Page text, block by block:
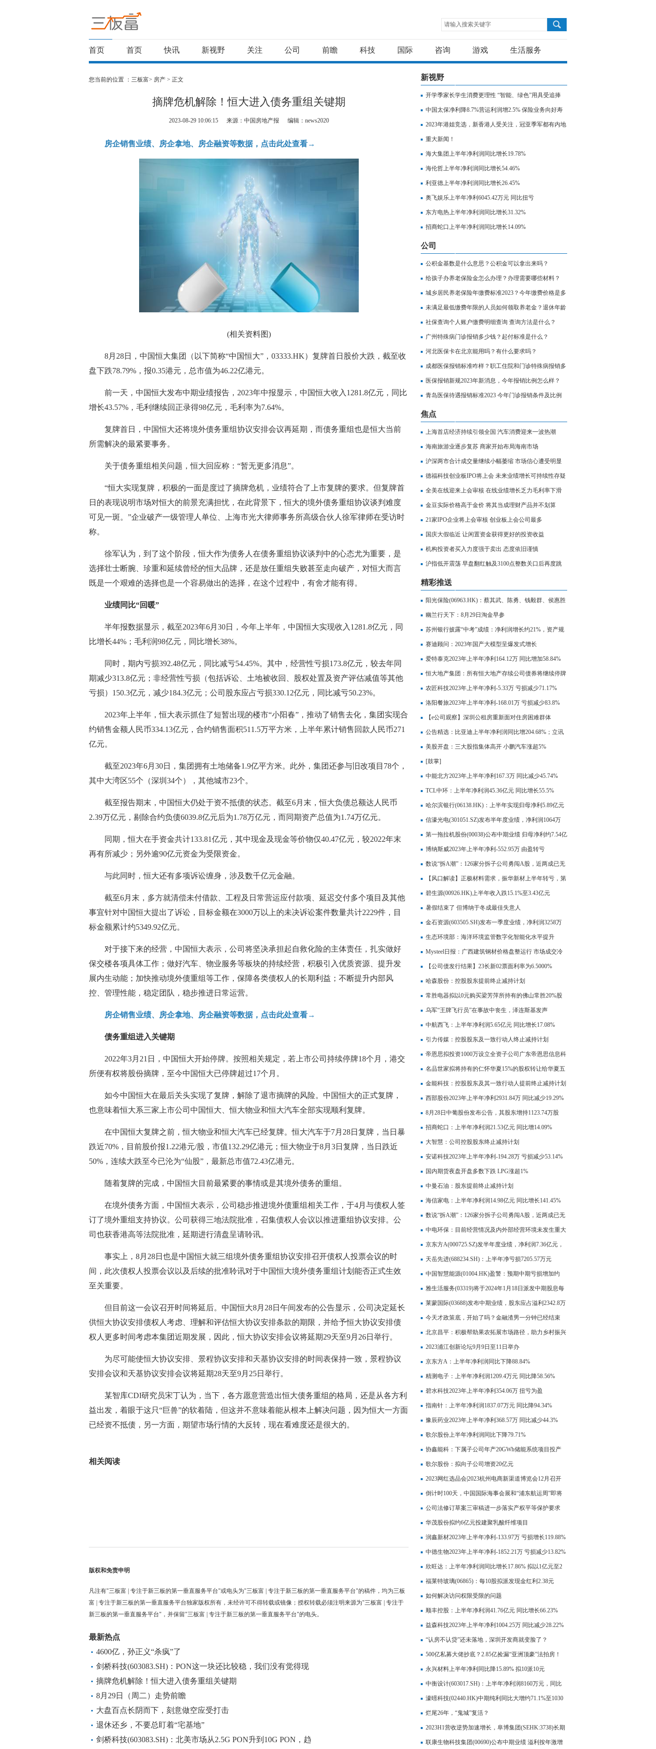
请输入搜索关键字
首页 首页 快讯 新视野 关注 公司 前瞻 科技 国际 咨询 游戏 生活服务
您当前的位置 ： 三板富> 房产 > 正文
摘牌危机解除！恒大进入债务重组关键期
2023-08-29 10:06:15 来源：中国房地产报 编辑：news2020
房企销售业绩、房企拿地、房企融资等数据，点击此处查看→
(相关资料图)
8月28日，中国恒大集团（以下简称“中国恒大”，03333.HK）复牌首日股价大跌，截至收
盘下跌78.79%，报0.35港元，总市值为46.22亿港元。
前一天，中国恒大发布中期业绩报告，2023年中报显示，中国恒大收入1281.8亿元，同比
增长43.57%，毛利继续回正录得98亿元，毛利率为7.64%。
复牌首日，中国恒大还将境外债务重组协议安排会议再延期，而债务重组也是恒大当前
所需解决的最紧要事务。
关于债务重组相关问题，恒大回应称：“暂无更多消息”。
“恒大实现复牌，积极的一面是度过了摘牌危机，业绩符合了上市复牌的要求。但复牌首
日的表现说明市场对恒大的前景充满担忧，在此背景下，恒大的境外债务重组协议谈判难度
可见一斑。”企业破产一级管理人单位、上海市光大律师事务所高级合伙人徐军律师在受访时
称。
徐军认为，到了这个阶段，恒大作为债务人在债务重组协议谈判中的心态尤为重要，是
选择壮士断腕、珍重和延续曾经的恒大品牌，还是放任重组失败甚至走向破产，对恒大而言
既是一个艰难的选择也是一个容易做出的选择，在这个过程中，有舍才能有得。
业绩同比“回暖”
半年报数据显示，截至2023年6月30日，今年上半年，中国恒大实现收入1281.8亿元，同
比增长44%；毛利润98亿元，同比增长38%。
同时，期内亏损392.48亿元，同比减亏54.45%。其中，经营性亏损173.8亿元，较去年同
期减少313.8亿元；非经营性亏损（包括诉讼、土地被收回、股权处置及资产评估减值等其他
亏损）150.3亿元，减少184.3亿元；公司股东应占亏损330.12亿元，同比减亏50.23%。
2023年上半年，恒大表示抓住了短暂出现的楼市“小阳春”，推动了销售去化，集团实现合
约销售金额人民币334.13亿元，合约销售面积511.5万平方米，上半年累计销售回款人民币271
亿元。
截至2023年6月30日，集团拥有土地储备1.9亿平方米。此外，集团还参与旧改项目78个，
其中大湾区55个（深圳34个），其他城市23个。
截至报告期末，中国恒大仍处于资不抵债的状态。截至6月末，恒大负债总额达人民币
2.39万亿元，剔除合约负债6039.8亿元后为1.78万亿元，而同期资产总值为1.74万亿元。
同期，恒大在手资金共计133.81亿元，其中现金及现金等价物仅40.47亿元，较2022年末
再有所减少；另外逾90亿元资金为受限资金。
与此同时，恒大还有多项诉讼缠身，涉及数千亿元金融。
截至6月末，多方就清偿未付借款、工程及日常营运应付款项、延迟交付多个项目及其他
事宜针对中国恒大提出了诉讼，目标金额在3000万以上的未决诉讼案件数量共计2229件，目
标金额累计约5349.92亿元。
对于接下来的经营，中国恒大表示，公司将坚决承担起自救化险的主体责任，扎实做好
保交楼各项具体工作；做好汽车、物业服务等板块的持续经营，积极引入优质资源、提升发
展内生动能；加快推动境外债重组等工作，保障各类债权人的长期利益；不断提升内部风
控、管理性能，稳定团队，稳步推进日常运营。
房企销售业绩、房企拿地、房企融资等数据，点击此处查看→
债务重组进入关键期
2022年3月21日，中国恒大开始停牌。按照相关规定，若上市公司持续停牌18个月，港交
所便有权将股份摘牌，至今中国恒大已停牌超过17个月。
如今中国恒大在最后关头实现了复牌，解除了退市摘牌的风险。中国恒大的正式复牌，
也意味着恒大系三家上市公司中国恒大、恒大物业和恒大汽车全部实现顺利复牌。
在中国恒大复牌之前，恒大物业和恒大汽车已经复牌。恒大汽车于7月28日复牌，当日暴
跌近70%，目前股价报1.22港元/股，市值132.29亿港元；恒大物业于8月3日复牌，当日跌近
50%，连续大跌至今已沦为“仙股”，最新总市值72.43亿港元。
随着复牌的完成，中国恒大目前最紧要的事情或是其境外债务的重组。
在境外债务方面，中国恒大表示，公司稳步推进境外债重组相关工作，于4月与债权人签
订了境外重组支持协议。公司获得三地法院批准，召集债权人会议以推进重组协议安排。公
司也获香港高等法院批准，延期进行清盘呈请聆讯。
事实上，8月28日也是中国恒大就三组境外债务重组协议安排召开债权人投票会议的时
间，此次债权人投票会议以及后续的批准聆讯对于中国恒大境外债务重组计划能否正式生效
至关重要。
但目前这一会议召开时间将延后。中国恒大8月28日午间发布的公告显示，公司决定延长
供恒大协议安排债权人考虑、理解和评估恒大协议安排条款的期限，并给予恒大协议安排债
权人更多时间考虑本集团近期发展，因此，恒大协议安排会议将延期29天至9月26日举行。
为尽可能使恒大协议安排、景程协议安排和天基协议安排的时间表保持一致，景程协议
安排会议和天基协议安排会议将延期28天至9月25日举行。
某智库CDI研究员宋丁认为，当下，各方愿意营造出恒大债务重组的格局，还是从各方利
益出发，着眼于这只“巨兽”的软着陆，但这并不意味着能从根本上解决问题，因为恒大一方面
已经资不抵债，另一方面，期望市场行情的大反转，现在看难度还是很大的。
相关阅读
版权和免责申明
凡注有"三板富 | 专注于新三板的第一垂直服务平台"或电头为"三板富 | 专注于新三板的第一垂直服务平台"的稿件，均为三板
富 | 专注于新三板的第一垂直服务平台独家版权所有，未经许可不得转载或镜像；授权转载必须注明来源为"三板富 | 专注于
新三板的第一垂直服务平台"，并保留"三板富 | 专注于新三板的第一垂直服务平台"的电头。
最新热点
4600亿，孙正义“杀疯”了
剑桥科技(603083.SH)：PON这一块还比较稳，我们没有觉得现
在在北美有什么PON的价格战
摘牌危机解除！恒大进入债务重组关键期
8月29日（周二）走势前瞻
大盘百点长阴而下，刻意做空应受打击
退休还乡，不要总盯着“宅基地”
剑桥科技(603083.SH)：北美市场从2.5G PON升到10G PON，趋
新视野
开学季家长学生消费更理性 “智能、绿色”用具受追捧
中国太保净利降8.7%营运利润增2.5% 保险业务向好寿
险新业务价值增三成
2023年港姐竞选，新香港人受关注，冠亚季军都有内地
背景
重大新闻！
海大集团上半年净利润同比增长19.78%
海伦哲上半年净利润同比增长54.46%
利亚德上半年净利润同比增长26.45%
奥飞娱乐上半年净利6045.42万元 同比扭亏
东方电热上半年净利润同比增长31.32%
招商蛇口上半年净利润同比增长14.09%
公司
公积金基数是什么意思？公积金可以拿出来吗？
给孩子办养老保险金怎么办理？办理需要哪些材料？
城乡居民养老保险年缴费标准2023？今年缴费价格是多
少？
未满足最低缴费年限的人员如何领取养老金？退休年龄
达到次月起养老金吗？
社保查询个人账户缴费明细查询 查询方法是什么？
广州特殊病门诊报销多少钱？起付标准是什么？
河北医保卡在北京能用吗？有什么要求吗？
成都医保报销标准咋样？职工住院和门诊特殊病报销多
少钱？
医保报销新规2023年新消息，今年报销比例怎么样？
（附详情）
青岛医保待遇报销标准2023 今年门诊报销条件及比例
多少？
焦点
上海首店经济持续引领全国 汽车消费迎来一波热潮
海南旅游业逐步复苏 商家开始布局海南市场
沪深两市合计成交量继续小幅萎缩 市场信心遭受明显
打击
德福科技创业板IPO将上会 未来业绩增长可持续性存疑
全美在线迎来上会审核 在线业绩增长乏力毛利率下滑
金豆实际价格高于金价 将其当成理财产品并不划算
21家IPO企业将上会审核 创业板上会公司最多
国庆大假临近 让闲置资金获得更好的投资收益
机构投资者买入力度强于卖出 态度依旧谨慎
沪指低开震荡 早盘翻红触及3100点整数关口后再度跳
水
精彩推送
阳光保险(06963.HK)：蔡其武、陈勇、钱毅群、侯惠胜
及吴晓球的任职自8月28日起生效
幽兰行天下：8月29日淘金早参
苏州银行披露“中考”成绩：净利润增长约21%，资产规
模突破5800亿
赛迪顾问：2023年国产大模型呈爆发式增长
爱特泰克2023年上半年净利164.12万 同比增加58.84%
恒大地产集团：所有恒大地产存续公司债券将继续停牌
农匠科技2023年上半年净利-5.33万 亏损减少71.17%
洛阳餐旅2023年上半年净利-168.01万 亏损减少83.8%
【e公司观察】深圳公租房重新面对住房困难群体
公告精选：比亚迪上半年净利润同比增204.68%；立讯
精密前三季度净利预增10%-20%
美股开盘：三大股指集体高开 小鹏汽车涨超5%
[鼓掌]
中能北方2023年上半年净利167.3万 同比减少45.74%
TCL中环：上半年净利润45.36亿元 同比增长55.5%
哈尔滨银行(06138.HK)：上半年实现归母净利5.89亿元
同比增加19%
信濠光电(301051.SZ)发布半年度业绩，净利润1064万
元，同比扭亏为盈
第一拖拉机股份(00038)公布中期业绩 归母净利约7.54亿
元 同比增长29.70%
博纳斯威2023年上半年净利-552.95万 由盈转亏
数说“拆A潮”：126家分拆子公司勇闯A股，近两成已无
缘IPO
【风口解读】正极材料需求，振华新材上半年转亏，第
二季度亏损1.06亿元
碧生源(00926.HK)上半年收入跌15.1%至3.43亿元
暑假结束了 但博纳于冬成最佳失意人
金石资源(603505.SH)发布一季度业绩，净利润3258万
元，同比下降23%
生态环境部：海洋环境监管数字化智能化水平提升
Mysteel日报：广西建筑钢材价格盘整运行 市场成交冷
清【公司债发行结果】23长新02票面利率为6.5000%
哈森股份：控股股东提前终止减持计划
常胜电器拟以0元购买梁芳萍所持有的佛山常胜20%股
权
乌军“王牌飞行员”在事故中丧生，泽连斯基发声
中航西飞：上半年净利润5.65亿元 同比增长17.08%
引力传媒：控股股东及一致行动人终止减持计划
帝恩思拟投资1000万设立全资子公司广东帝恩思信息科
技有限公司
名品世家拟将持有的仁怀华夏15%的股权转让给华夏五
千年 转让价格为1元
金能科技：控股股东及其一致行动人提前终止减持计划
西部股份2023年上半年净利2931.84万 同比减少19.29%
8月28日中葡股份发布公告，其股东增持1123.74万股
招商蛇口：上半年净利润21.53亿元 同比增14.09%
大智慧：公司控股股东终止减持计划
安诺科技2023年上半年净利-194.28万 亏损减少53.14%
国内期货夜盘开盘多数下跌 LPG涨超1%
中曼石油：股东提前终止减持计划
海信家电：上半年净利润14.98亿元 同比增长141.45%
数说“拆A潮”：126家分拆子公司勇闯A股，近两成已无
缘IPO
中电环保：目前经营情况及内外部经营环境未发生重大
变化
京东方A(000725.SZ)发半年度业绩，净利润7.36亿元，
同比减少88.84%
天岳先进(688234.SH)：上半年净亏损7205.57万元
中国智慧能源(01004.HK)盈警：预期中期亏损增加约
87%
雅生活服务(03319)将于2024年1月18日派发中期股息每
股0.025元
莱蒙国际(03688)发布中期业绩，股东应占溢利2342.8万
港元，同比增长271.5%
今天才政策底，开始了吗？金融渣男一分钟已经结束
了！老胡迟早被同化
北京昌平：积极帮助果农拓展市场路径，助力乡村振兴
2023浦江创新论坛9月9日至11日举办
京东方A：上半年净利润同比下降88.84%
精测电子：上半年净利润1209.4万元 同比降58.56%
碧水科技2023年上半年净利354.06万 扭亏为盈
指南针：上半年净利润1837.07万元 同比降94.34%
豫辰药业2023年上半年净利368.57万 同比减少44.3%
歌尔股份上半年净利润同比下降79.71%
协鑫能科：下属子公司年产20GWh储能系统项目投产
歌尔股份：拟向子公司增资20亿元
2023网红选品会|2023杭州电商新渠道博览会12月召开
倒计时100天，中国国际海事会展和“浦东航运周”即将
联袂举办
公司法修订草案三审稿进一步落实产权平等保护要求
华茂股份拟约6亿元投建聚乳酸纤维项目
润鑫新材2023年上半年净利-133.97万 亏损增长119.88%
中德生物2023年上半年净利-1852.21万 亏损减少13.82%
欣旺达：上半年净利润同比增长17.86% 拟以1亿元至2
亿元回购股份
福莱特玻璃(06865)：每10股拟派发现金红利2.38元
如何解决访问权限受限的问题
顺丰控股：上半年净利润41.76亿元 同比增长66.23%
益森科技2023年上半年净利1004.25万 同比减少28.22%
“认房不认贷”还未落地，深圳开发商就变脸了？
500亿私募大佬抄底？2.85亿捡漏“亚洲顶豪”法拍房！
永兴材料上半年净利同比降15.89% 拟10派10元
中衡设计(603017.SH)：上半年净利润8160万元，同比
增长13.23% 拟10派3元
濠暻科技(02440.HK)中期纯利同比大增约71.1%至1030
万元
烂尾26年，“鬼城”复活？
2023H1营收逆势加速增长，阜博集团(SEHK:3738)长期
成长信心充足
联康生物科技集团(00690)公布中期业绩 溢利按年激增